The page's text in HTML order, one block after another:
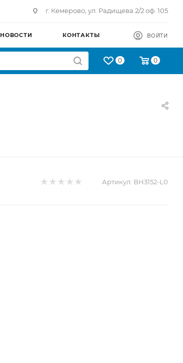
г. Кемерово, ул. Радищева 2/2 оф. 105
НОВОСТИ КОНТАКТЫ ВОЙТИ
0 0
Артикул: BH3152-L0